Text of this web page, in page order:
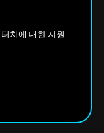
치에 대한 지원